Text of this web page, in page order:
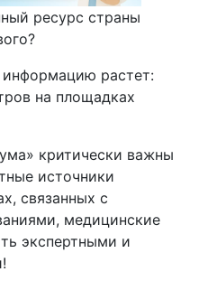
ресурс страны
информацию растет:
на площадках
критически важны
источники
связанных с
медицинские
экспертными и